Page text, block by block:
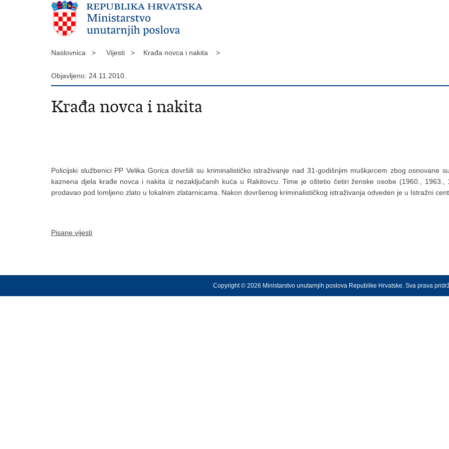
Naslovnica > Vijesti > Krađa novca i nakita >
Objavljeno: 24.11.2010.
Krađa novca i nakita
Policijski službenici PP Velika Gorica dovršili su kriminalističko istraživanje nad 31-godišnjim muškarcem zbog osnovane
kaznena djela krađe novca i nakita iz nezaključanih kuća u Rakitovcu. Time je oštetio četiri ženske osobe (1960.,
prodavao pod lomljeno zlato u lokalnim zlatarnicama. Nakon dovršenog kriminalističkog istraživanja odveden je u Istražni
Pisane vijesti
Copyright © 2026 Ministarstvo unutarnjih poslova Republike Hrvatske. Sva prava